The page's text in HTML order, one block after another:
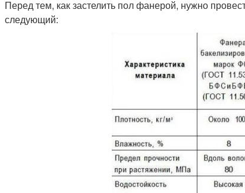
Перед тем, как застелить пол фанерой, нужно
следующий: